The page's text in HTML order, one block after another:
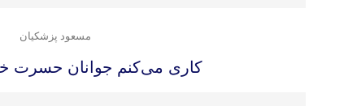
مسعود پزشکیان
کاری می‌کنم جوانان حسرت